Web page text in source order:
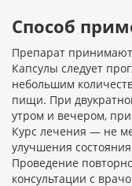
Способ
Препарат принимают
Капсулы следует
небольшим
пищи. При
утром и вечером,
Курс лечения — не
улучшения
Проведение
консультации с